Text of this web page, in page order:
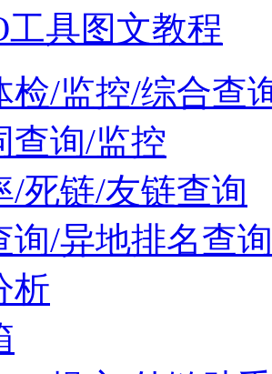
工具图文教程
检/监控/综合查
查询/监控
/死链/友链查询
询/异地排名查询
析